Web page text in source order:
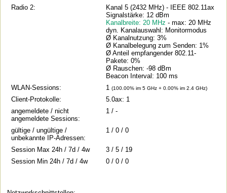
Radio 2:
Kanal 5 (2432 MHz) - IEEE 802.11ax
Signalstärke: 12 dBm
Kanalbreite: 20 MHz- max: 20 MHz
dyn. Kanalauswahl: Monitormodus
Ø Kanalnutzung: 3%
Ø Kanalbelegung zum Senden: 1%
Ø Anteil empfangender 802.11-
Pakete: 0%
Ø Rauschen: -98 dBm
Beacon Interval: 100 ms
WLAN-Sessions:
1(100.00% im 5 GHz + 0.00% im 2.4 GHz)
Client-Protokolle:
5.0ax: 1
angemeldete / nicht
angemeldete Sessions:
1 / -
gültige / ungültige /
unbekannte IP-Adressen:
1 / 0 / 0
Session Max 24h / 7d / 4w
3 / 5 / 19
Session Min 24h / 7d / 4w
0 / 0 / 0